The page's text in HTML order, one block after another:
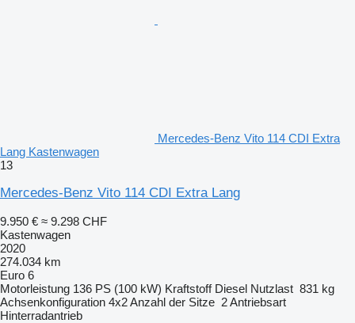
Mercedes-Benz Vito 114 CDI Extra
Lang Kastenwagen
13
Mercedes-Benz Vito 114 CDI Extra Lang
9.950 € ≈ 9.298 CHF
Kastenwagen
2020
274.034 km
Euro 6
Motorleistung 136 PS (100 kW) Kraftstoff Diesel Nutzlast 831 kg
Achsenkonfiguration 4x2Anzahl der Sitze 2Antriebsart
Hinterradantrieb